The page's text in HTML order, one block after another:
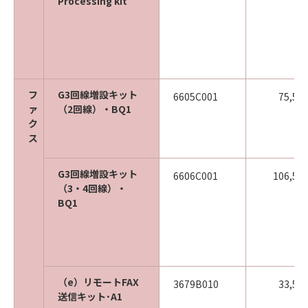
フ
ァ
ク
ス
G3回線増設キット
（2回線）・BQ1
6605C001
G3回線増設キット
（3・4回線）・
BQ1
6606C001
（e）リモートFAX
送信キット･A1
3679B010